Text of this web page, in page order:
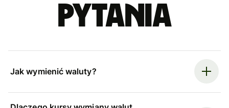
pytania
Jak wymienić waluty?